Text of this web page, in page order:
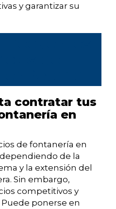
y garantizar su
contratar tus
en
de fontanería en
de la
y la extensión del
Sin embargo,
competitivos y
ponerse en